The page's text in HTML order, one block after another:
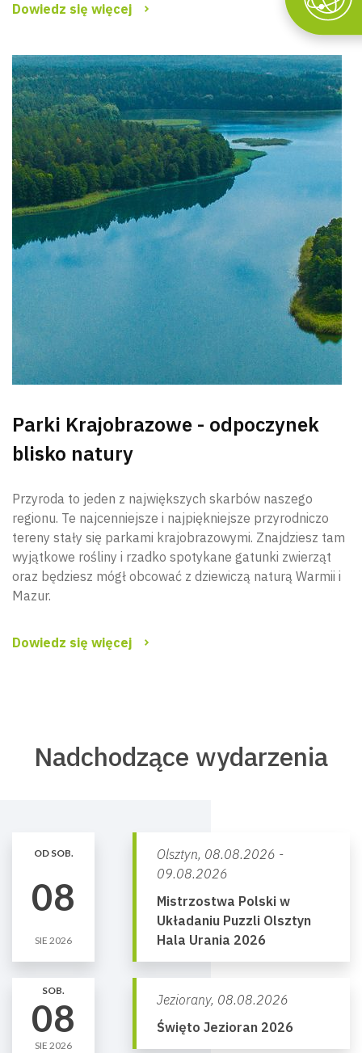
Dowiedz się więcej
Parki Krajobrazowe - odpoczynek
blisko natury
Przyroda to jeden z największych skarbów naszego
regionu. Te najcenniejsze i najpiękniejsze przyrodniczo
tereny stały się parkami krajobrazowymi. Znajdziesz tam
wyjątkowe rośliny i rzadko spotykane gatunki zwierząt
oraz będziesz mógł obcować z dziewiczą naturą Warmii i
Mazur.
Dowiedz się więcej
Nadchodzące wydarzenia
OD SOB.
08
SIE 2026
Olsztyn, 08.08.2026 -
09.08.2026
Mistrzostwa Polski w
Układaniu Puzzli Olsztyn
Hala Urania 2026
SOB.
08
SIE 2026
Jeziorany, 08.08.2026
Święto Jezioran 2026